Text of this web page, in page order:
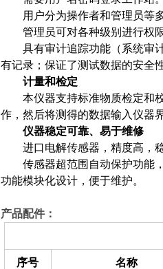
用户分为操作者和管理员等多
管理员可对各种级别进行权限
具有审计追踪功能（系统审计
有记录；保证了测试数据的安全
计量和检定
本仪器支持标准物质检定和校
作，然后将测得的数据输入仪器
仪器稳定可靠、易于维修
进口电解传感器，精度高，
传感器超范围自动保护功能，
功能模块化设计，便于维护。
产品配件：
序号 名称